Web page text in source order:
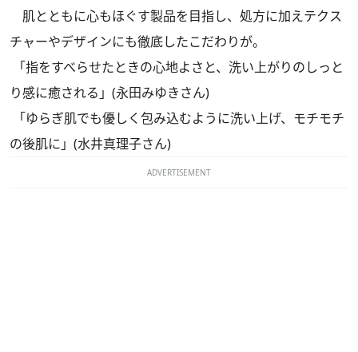
肌とともに心もほぐす製品を目指し、処方に加えテクス
チャーやデザインにも徹底したこだわりが。
「指をすべらせたときの心地よさと、洗い上がりのしっと
り感に癒される」(永田みゆきさん)
「ゆらぎ肌でも優しく包み込むように洗い上げ、モチモチ
の後肌に」(水井真理子さん)
ADVERTISEMENT